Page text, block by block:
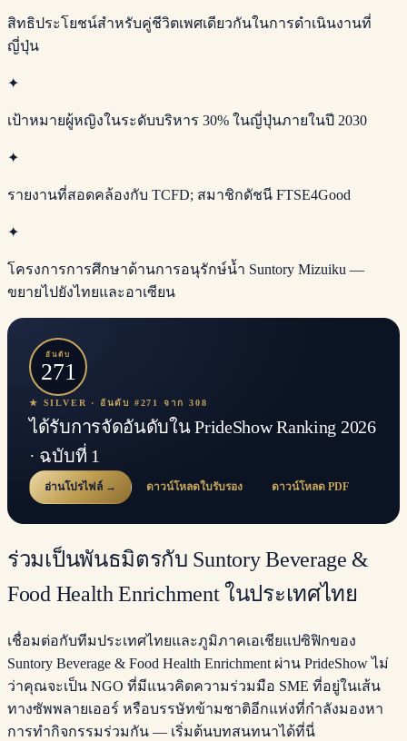
สิทธิประโยชน์สำหรับคู่ชีวิตเพศเดียวกันในการดำเนินงานที่
ญี่ปุ่น
✦
เป้าหมายผู้หญิงในระดับบริหาร 30% ในญี่ปุ่นภายในปี 2030
✦
รายงานที่สอดคล้องกับ TCFD; สมาชิกดัชนี FTSE4Good
✦
โครงการการศึกษาด้านการอนุรักษ์น้ำ Suntory Mizuiku —
ขยายไปยังไทยและอาเซียน
อันดับ
271
★ SILVER · อันดับ #271 จาก 308
ได้รับการจัดอันดับใน PrideShow Ranking 2026
· ฉบับที่ 1
อ่านโปรไฟล์ → ดาวน์โหลดใบรับรอง ดาวน์โหลด PDF
ร่วมเป็นพันธมิตรกับ Suntory Beverage &
Food Health Enrichment ในประเทศไทย
เชื่อมต่อกับทีมประเทศไทยและภูมิภาคเอเชียแปซิฟิกของ
Suntory Beverage & Food Health Enrichment ผ่าน PrideShow ไม่
ว่าคุณจะเป็น NGO ที่มีแนวคิดความร่วมมือ SME ที่อยู่ในเส้น
ทางซัพพลายเออร์ หรือบรรษัทข้ามชาติอีกแห่งที่กำลังมองหา
การทำกิจกรรมร่วมกัน — เริ่มต้นบทสนทนาได้ที่นี่